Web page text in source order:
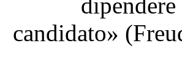
candidato»